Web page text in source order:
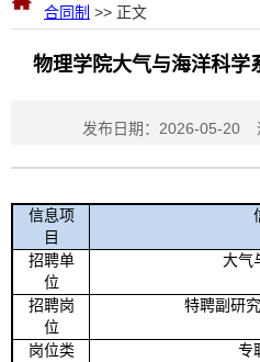
合同制 >> 正文
物理学院大气与海洋科学
发布日期：2026-05-20
信息项
目
招聘单
位
大气
招聘岗
位
特聘副研
岗位类
专